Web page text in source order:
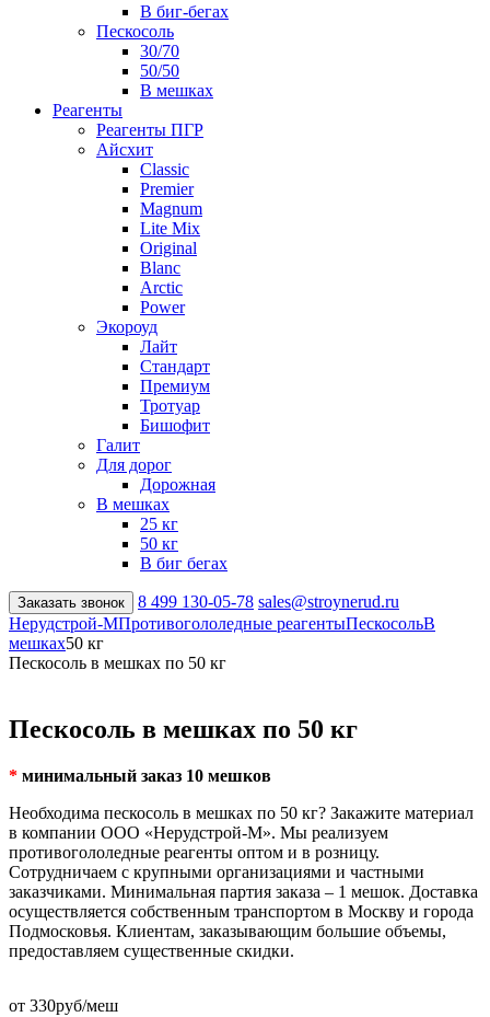
В биг-бегах
Пескосоль
30/70
50/50
В мешках
Реагенты
Реагенты ПГР
Айсхит
Classic
Premier
Magnum
Lite Mix
Original
Blanc
Arctic
Power
Экороуд
Лайт
Стандарт
Премиум
Тротуар
Бишофит
Галит
Для дорог
Дорожная
В мешках
25 кг
50 кг
В биг бегах
Заказать звонок 8 499 130-05-78 sales@stroynerud.ru
Нерудстрой-МПротивогололедные реагентыПескосольВ
мешках50 кг
Пескосоль в мешках по 50 кг
Пескосоль в мешках по 50 кг
* минимальный заказ 10 мешков
Необходима пескосоль в мешках по 50 кг? Закажите материал
в компании ООО «Нерудстрой-М». Мы реализуем
противогололедные реагенты оптом и в розницу.
Сотрудничаем с крупными организациями и частными
заказчиками. Минимальная партия заказа – 1 мешок. Доставка
осуществляется собственным транспортом в Москву и города
Подмосковья. Клиентам, заказывающим большие объемы,
предоставляем существенные скидки.
от 330руб/меш